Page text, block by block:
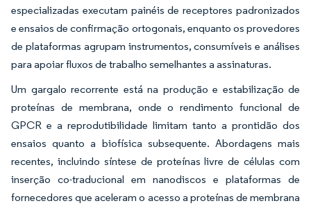
especializadas executam painéis de receptores padronizados
e ensaios de confirmação ortogonais, enquanto os provedores
de plataformas agrupam instrumentos, consumíveis e análises
para apoiar fluxos de trabalho semelhantes a assinaturas.
Um gargalo recorrente está na produção e estabilização de
proteínas de membrana, onde o rendimento funcional de
GPCR e a reprodutibilidade limitam tanto a prontidão dos
ensaios quanto a biofísica subsequente. Abordagens mais
recentes, incluindo síntese de proteínas livre de células com
inserção co-traducional em nanodiscos e plataformas de
fornecedores que aceleram o acesso a proteínas de membrana